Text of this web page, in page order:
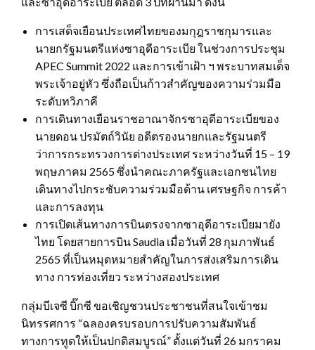
การเสด็จเยือนประเทศไทยของมกุฎราชกุมารและ
นายกรัฐมนตรีแห่งซาอุดีอาระเบีย ในช่วงการประชุม
APEC Summit 2022 และการเข้าเฝ้า ฯ พระบาทสมเด็จ
พระเจ้าอยู่หัว ซึ่งถือเป็นก้าวสำคัญของความร่วมมือ
ระดับทวิภาคี
การเดินทางเยือนราชอาณาจักรซาอุดีอาระเบียของ
นายดอน ปรมัตถ์วินัย อดีตรองนายกและรัฐมนตรี
ว่าการกระทรวงการต่างประเทศ ระหว่างวันที่ 15 – 19
พฤษภาคม 2565 ซึ่งนำคณะภาครัฐและเอกชนไทย
เดินทางไปกระชับความร่วมมือด้าน เศรษฐกิจ การค้า
และการลงทุน
การเปิดเส้นทางการบินตรงจากซาอุดีอาระเบียมายัง
ไทย โดยสายการบิน Saudia เมื่อวันที่ 28 กุมภาพันธ์
2565 ที่เป็นหมุดหมายสำคัญในการส่งเสริมการเดิน
ทาง การท่องเที่ยว ระหว่างสองประเทศ
กลุ่มบีเจซี บิ๊กซี ขอเชิญชวนประชาชนที่สนใจเข้าชม
นิทรรศการ “ฉลองครบรอบการปรับความสัมพันธ์
ทางการทูตให้เป็นปกติสมบูรณ์” ตั้งแต่วันที่ 26 มกราคม